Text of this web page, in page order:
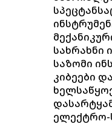
სახრახნი
საზომი
კიბეები
ელექტრო-